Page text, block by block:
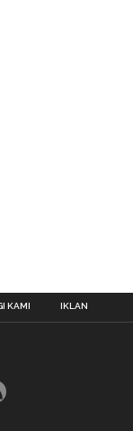
KAMI IKLAN